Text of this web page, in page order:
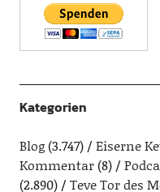
Kategorien
Blog(3.747) Eiserne
Kommentar(8)
(2.890)
Teve Tor des